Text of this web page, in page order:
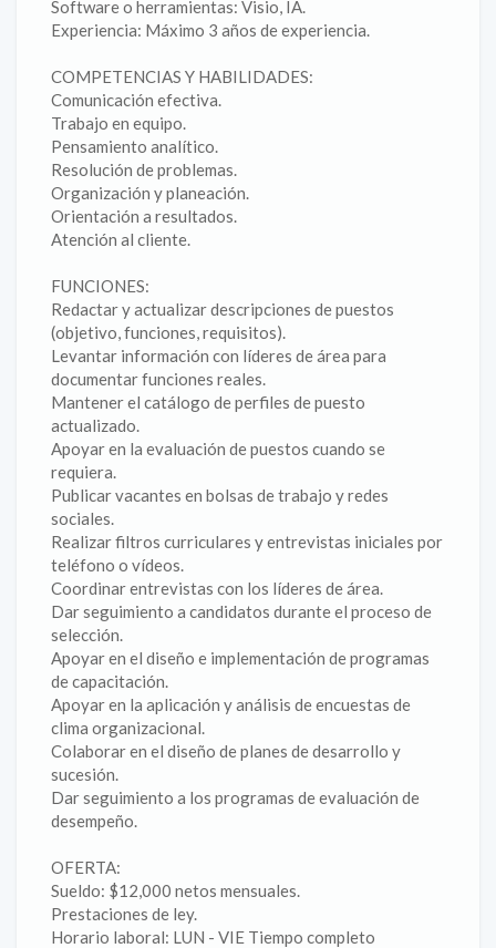
Software o herramientas: Visio, IA.
Experiencia: Máximo 3 años de experiencia.
COMPETENCIAS Y HABILIDADES:
Comunicación efectiva.
Trabajo en equipo.
Pensamiento analítico.
Resolución de problemas.
Organización y planeación.
Orientación a resultados.
Atención al cliente.
FUNCIONES:
Redactar y actualizar descripciones de puestos
(objetivo, funciones, requisitos).
Levantar información con líderes de área para
documentar funciones reales.
Mantener el catálogo de perfiles de puesto
actualizado.
Apoyar en la evaluación de puestos cuando se
requiera.
Publicar vacantes en bolsas de trabajo y redes
sociales.
Realizar filtros curriculares y entrevistas iniciales por
teléfono o vídeos.
Coordinar entrevistas con los líderes de área.
Dar seguimiento a candidatos durante el proceso de
selección.
Apoyar en el diseño e implementación de programas
de capacitación.
Apoyar en la aplicación y análisis de encuestas de
clima organizacional.
Colaborar en el diseño de planes de desarrollo y
sucesión.
Dar seguimiento a los programas de evaluación de
desempeño.
OFERTA:
Sueldo: $12,000 netos mensuales.
Prestaciones de ley.
Horario laboral: LUN - VIE Tiempo completo